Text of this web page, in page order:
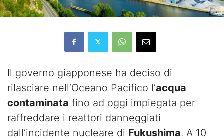
Il governo giapponese ha deciso di
rilasciare nell’Oceano Pacifico l’acqua
contaminata fino ad oggi impiegata per
raffreddare i reattori danneggiati
dall’incidente nucleare di Fukushima. A 10